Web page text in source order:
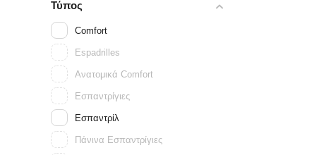
Τύπος
Comfort
Espadrilles
Ανατομικά Comfort
Εσπαντρίγιες
Εσπαντρίλ
Πάνινα Εσπαντρίγιες